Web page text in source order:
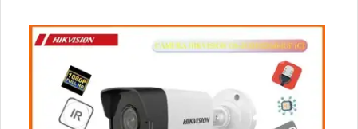
kênh ghi hình và hổ trợ 4 ổ cứng, cho phép thu hình
chất lượng cao. Ngoài ra, thiết bị cũng có khả năng
cấp nguồn qua RJ45 và hỗ trợ eSATA cho việc mở
rộng lưu trữ.